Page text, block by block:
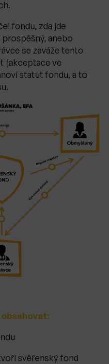
fondu, zda jde
anebo
se zaváže tento
(akceptace ve
statut fondu, a to
svěřenský fond